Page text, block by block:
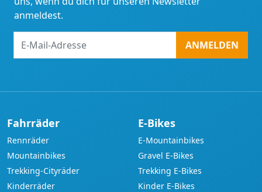
anmeldest.
Mail-
ANMELDEN
Fahrräder
Rennräder
Mountainbikes
Trekking-Cityräder
Kinderräder
E-Bikes
E-Mountainbikes
Gravel E-Bikes
Trekking E-Bikes
Kinder E-Bikes